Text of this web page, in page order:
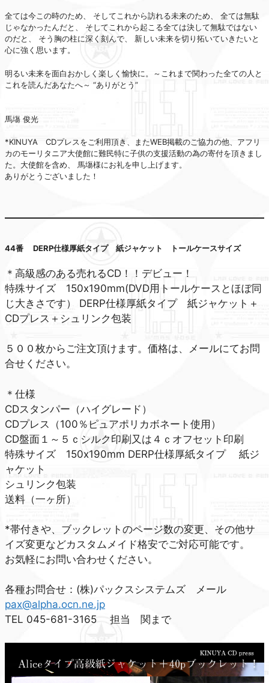
全ては今この時のため、 そしてこれから訪れる未来のため、 全ては無駄
じゃなかったんだと、 そしてこれから起こる全ては決して無駄ではない
のだと、 そう胸の柱に深く刻んで、 新しい未来を切り拓いていきたいと
心に強く思います。
明るい未来を面白おかしく楽しく愉快に。～これまで関わった全ての人と
これを読んだあなたへ～ “ありがとう”
馬塲 俊光
*KINUYA CDプレスをご利用頂き、またWEB掲載のご協力の他、アフリ
カのモーリタニア大使館に難民特に子供の支援活動の為の寄付を頂きまし
た。大使館を含め、 馬塲様にお礼を申し上げます。
ありがとうございました！
44番 DERP仕様厚紙タイプ 紙ジャケット トールケースサイズ
＊高級感のある売れるCD！！デビュー！
特殊サイズ 150x190mm(DVD用トールケースとほぼ同
じ大きさです） DERP仕様厚紙タイプ 紙ジャケット＋
CDプレス＋シュリンク包装
５００枚からご注文頂けます。価格は、メールにてお問
合せください。
＊仕様
CDスタンパー（ハイグレード）
CDプレス（100％ピュアポリカボネート使用）
CD盤面１～５ｃシルク印刷又は４ｃオフセット印刷
特殊サイズ 150x190mm DERP仕様厚紙タイプ 紙ジ
ャケット
シュリンク包装
送料（一ヶ所）
*帯付きや、ブックレットのページ数の変更、その他サ
イズ変更などカスタムメイド格安でご対応可能です。
お気軽にお問い合わせください。
各種お問合せ：(株)パックスシステムズ メール
pax@alpha.ocn.ne.jp
TEL 045-681-3165 担当 関まで